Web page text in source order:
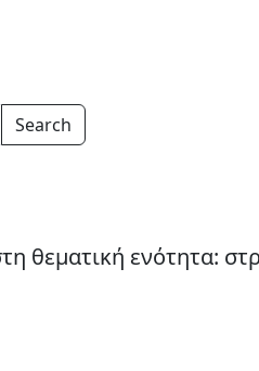
Search
θεματική ενότητα: